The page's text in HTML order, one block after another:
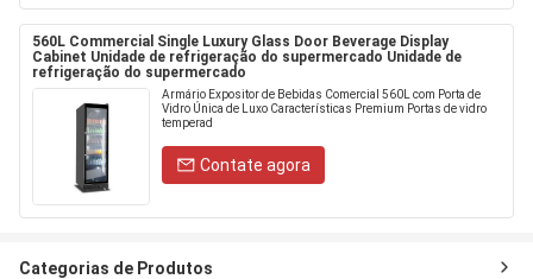
560L Commercial Single Luxury Glass Door Beverage Display
Cabinet Unidade de refrigeração do supermercado Unidade de
refrigeração do supermercado
Armário Expositor de Bebidas Comercial 560L com Porta de
Vidro Única de Luxo Características Premium Portas de vidro
temperad
Contate agora
Categorias de Produtos